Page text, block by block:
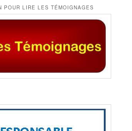
POUR LIRE LES TÉMOIGNAGES